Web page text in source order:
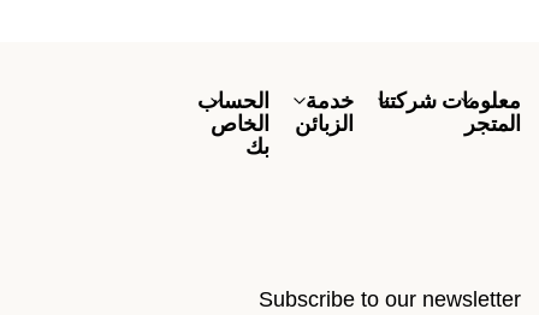
معلومات
المتجر
شركتنا
خدمة
الزبائن
الحساب
الخاص
بك
Subscribe to our newsletter